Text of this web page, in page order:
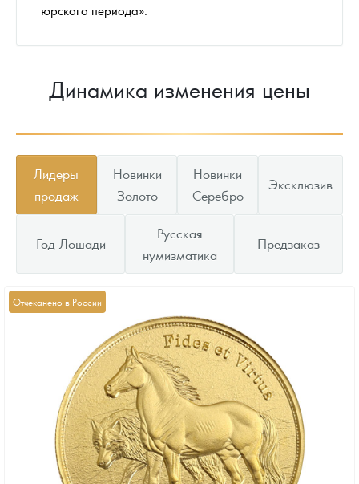
юрского периода».
Динамика изменения цены
Лидеры
продаж
Новинки
Золото
Новинки
Серебро
Эксклюзив
Год Лошади
Русская
нумизматика
Предзаказ
Отчеканено в России